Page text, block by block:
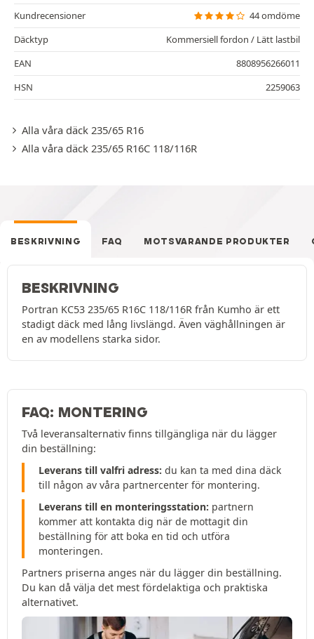
Kundrecensioner
44 omdöme
Däcktyp
Kommersiell fordon / Lätt lastbil
EAN
8808956266011
HSN
2259063
Alla våra däck 235/65 R16
Alla våra däck 235/65 R16C 118/116R
BESKRIVNING FAQ MOTSVARANDE PRODUKTER
BESKRIVNING
Portran KC53 235/65 R16C 118/116R från Kumho är ett
stadigt däck med lång livslängd. Även väghållningen är
en av modellens starka sidor.
FAQ: MONTERING
Två leveransalternativ finns tillgängliga när du lägger
din beställning:
Leverans till valfri adress: du kan ta med dina däck
till någon av våra partnercenter för montering.
Leverans till en monteringsstation: partnern
kommer att kontakta dig när de mottagit din
beställning för att boka en tid och utföra
monteringen.
Partners priserna anges när du lägger din beställning.
Du kan då välja det mest fördelaktiga och praktiska
alternativet.